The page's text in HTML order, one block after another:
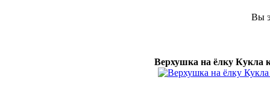
Вы
Верхушка на ёлку Кукла